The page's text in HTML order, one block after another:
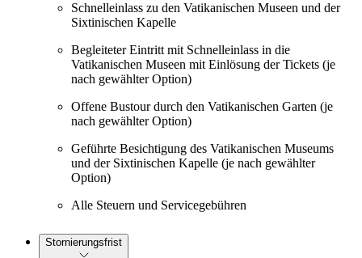
Schnelleinlass zu den Vatikanischen Museen und der
Sixtinischen Kapelle
Begleiteter Eintritt mit Schnelleinlass in die
Vatikanischen Museen mit Einlösung der Tickets (je
nach gewählter Option)
Offene Bustour durch den Vatikanischen Garten (je
nach gewählter Option)
Geführte Besichtigung des Vatikanischen Museums
und der Sixtinischen Kapelle (je nach gewählter
Option)
Alle Steuern und Servicegebühren
Stornierungsfrist